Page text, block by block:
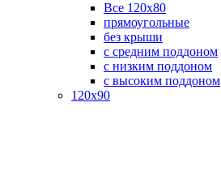
Все 120х80
прямоугольные
без крыши
с средним поддоном
с низким поддоном
с высоким поддоном
120х90